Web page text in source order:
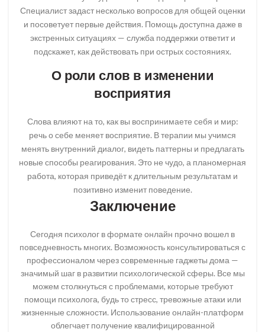
Специалист задаст несколько вопросов для общей оценки
и посоветует первые действия. Помощь доступна даже в
экстренных ситуациях — служба поддержки ответит и
подскажет, как действовать при острых состояниях.
О роли слов в изменении
восприятия
Слова влияют на то, как вы воспринимаете себя и мир:
речь о себе меняет восприятие. В терапии мы учимся
менять внутренний диалог, видеть паттерны и предлагать
новые способы реагирования. Это не чудо, а планомерная
работа, которая приведёт к длительным результатам и
позитивно изменит поведение.
Заключение
Сегодня психолог в формате онлайн прочно вошел в
повседневность многих. Возможность консультироваться с
профессионалом через современные гаджеты дома —
значимый шаг в развитии психологической сферы. Все мы
можем столкнуться с проблемами, которые требуют
помощи психолога, будь то стресс, тревожные атаки или
жизненные сложности. Использование онлайн-платформ
облегчает получение квалифицированной